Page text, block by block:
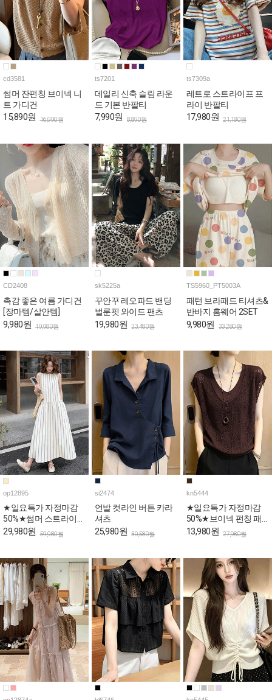
cd3581
썸머 잔펀칭 브이넥 니
트 가디건
15,890원 16,990원
ts7201
데일리 신축 슬림 라운
드 기본 반팔티
7,990원 8,890원
ts7309a
레트로 스트라이프 프
라이 반팔티
17,980원 21,180원
CD2408
촉감 좋은 여름 가디건
[장마템/살안템]
9,980원 19,980원
sk5225a
꾸안꾸 레오파드 밴딩
벌룬핏 와이드 팬츠
19,980원 23,480원
TS5960_PT5003A
패턴 브라패드 티셔츠&
반바지 홈웨어 2SET
9,980원 33,280원
op12895
★일요특가 자정마감
50%★썸머 스트라이프
민소매 원피스
29,980원 59,980원
si2474
언발 컷라인 버튼 카라
셔츠
25,980원 30,580원
kn5444
★일요특가 자정마감
50%★브이넥 펀칭 패
턴 캡소매 니트탑
13,980원 27,980원